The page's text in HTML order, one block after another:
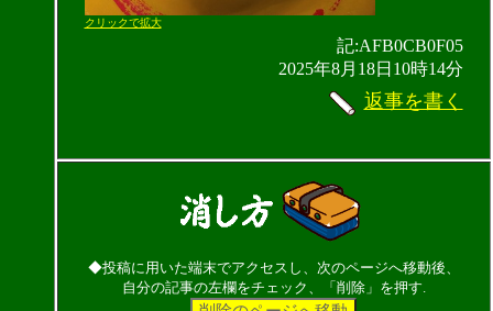
クリックで拡大
記:AFB0CB0F05
2025年8月18日10時14分
返事を書く
◆投稿に用いた端末でアクセスし、次のページへ移動後、
自分の記事の左欄をチェック、「削除」を押す.